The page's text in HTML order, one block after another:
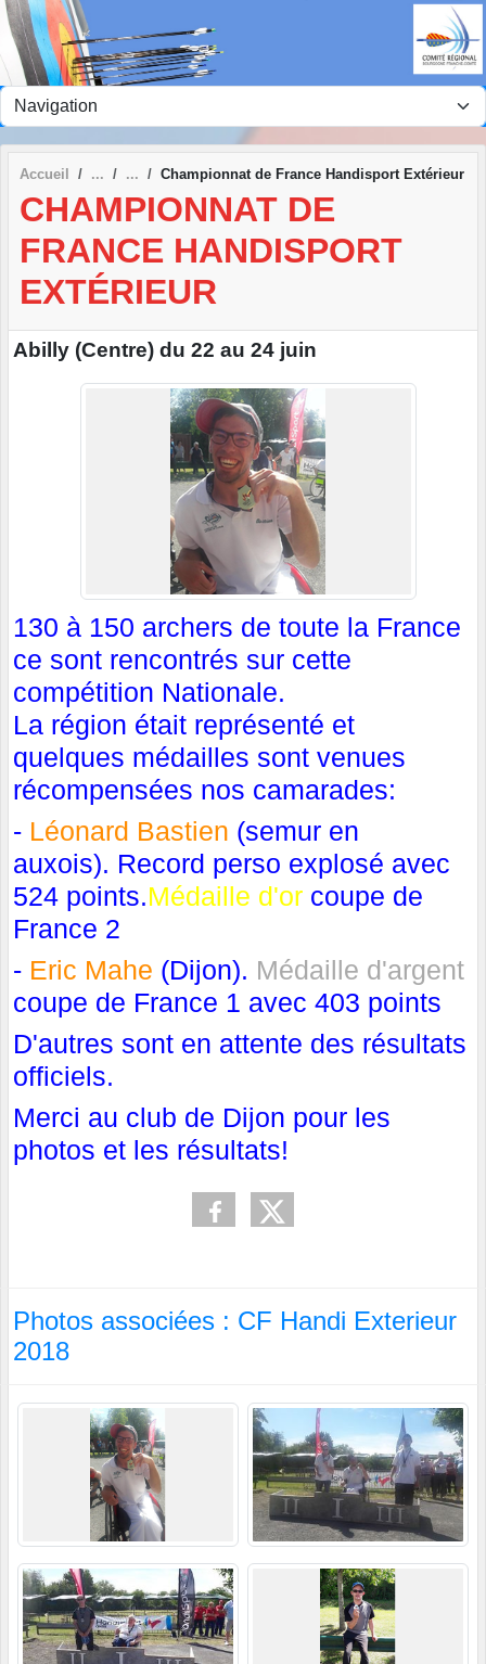
Accueil Championnat de France Handisport Extérieur
CHAMPIONNAT DE
FRANCE HANDISPORT
EXTÉRIEUR
Abilly (Centre) du 22 au 24 juin
130 à 150 archers de toute la France
ce sont rencontrés sur cette
compétition Nationale.
La région était représenté et
quelques médailles sont venues
récompensées nos camarades:
- Léonard Bastien (semur en
auxois). Record perso explosé avec
524 points.Médaille d'or coupe de
France 2
- Eric Mahe (Dijon). Médaille d'argent
coupe de France 1 avec 403 points
D'autres sont en attente des résultats
officiels.
Merci au club de Dijon pour les
photos et les résultats!
Photos associées : CF Handi Exterieur
2018
Panneau de gestion des cookies